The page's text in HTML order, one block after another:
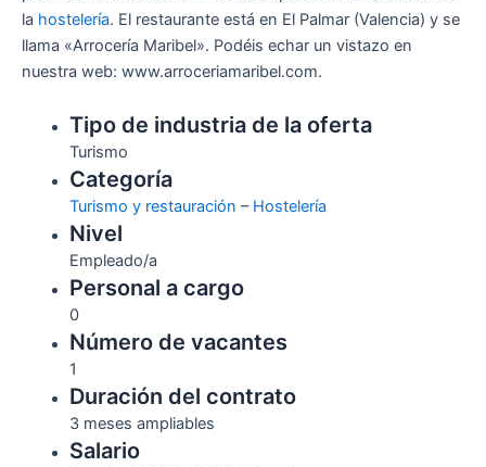
la hostelería. El restaurante está en El Palmar (Valencia) y se
llama «Arrocería Maribel». Podéis echar un vistazo en
nuestra web: www.arroceriamaribel.com.
Tipo de industria de la oferta
Turismo
Categoría
Turismo y restauración – Hostelería
Nivel
Empleado/a
Personal a cargo
0
Número de vacantes
1
Duración del contrato
3 meses ampliables
Salario